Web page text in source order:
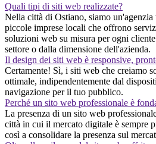
Quali tipi di siti web realizzate?
Nella città di Ostiano, siamo
piccole imprese locali che offrono
soluzioni web su misura per ogni
settore o dalla dimensione dell'azienda.
Il design dei siti web è responsive,
Certamente! Sì, i siti web che creiamo
ottimale, indipendentemente dal
navigazione per il tuo pubblico.
Perché un sito web professionale è
La presenza di un sito web
città in cui il mercato digitale è sempre
così a consolidare la presenza sul